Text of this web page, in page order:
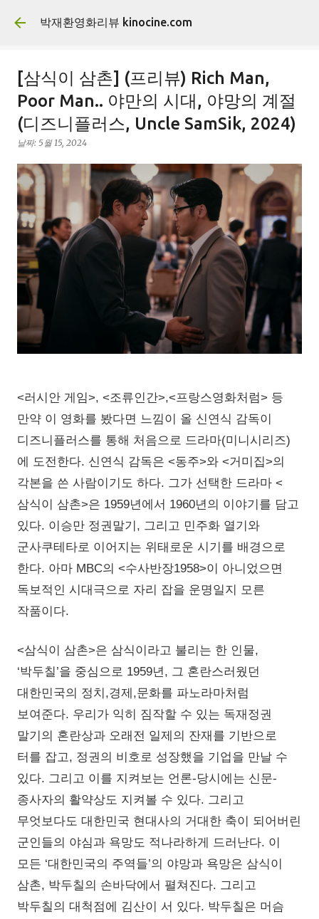
기본 콘텐츠로 건너뛰기
박재환영화리뷰 kinocine.com
[삼식이 삼촌] (프리뷰) Rich Man,
Poor Man.. 야만의 시대, 야망의 계절
(디즈니플러스, Uncle SamSik, 2024)
날짜: 5월 15, 2024
<러시안 게임>, <조류인간>,<프랑스영화처럼> 등
만약 이 영화를 봤다면 느낌이 올 신연식 감독이
디즈니플러스를 통해 처음으로 드라마(미니시리즈)
에 도전한다. 신연식 감독은 <동주>와 <거미집>의
각본을 쓴 사람이기도 하다. 그가 선택한 드라마 <
삼식이 삼촌>은 1959년에서 1960년의 이야기를 담고
있다. 이승만 정권말기, 그리고 민주화 열기와
군사쿠테타로 이어지는 위태로운 시기를 배경으로
한다. 아마 MBC의 <수사반장1958>이 아니었으면
독보적인 시대극으로 자리 잡을 운명일지 모른
작품이다.
<삼식이 삼촌>은 삼식이라고 불리는 한 인물,
‘박두칠’을 중심으로 1959년, 그 혼란스러웠던
대한민국의 정치,경제,문화를 파노라마처럼
보여준다. 우리가 익히 짐작할 수 있는 독재정권
말기의 혼란상과 오래전 일제의 잔재를 기반으로
터를 잡고, 정권의 비호로 성장했을 기업을 만날 수
있다. 그리고 이를 지켜보는 언론-당시에는 신문-
종사자의 활약상도 지켜볼 수 있다. 그리고
무엇보다도 대한민국 현대사의 거대한 축이 되어버린
군인들의 야심과 욕망도 적나라하게 드러난다. 이
모든 ‘대한민국의 주역들’의 야망과 욕망은 삼식이
삼촌, 박두칠의 손바닥에서 펼쳐진다. 그리고
박두칠의 대척점에 김산이 서 있다. 박두칠은 머슴